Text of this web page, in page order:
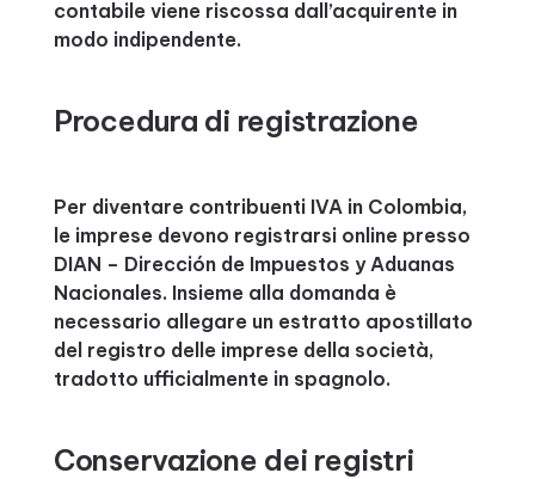
contabile viene riscossa dall’acquirente in
modo indipendente.
Procedura di registrazione
Per diventare contribuenti IVA in Colombia,
le imprese devono registrarsi online presso
DIAN – Dirección de Impuestos y Aduanas
Nacionales. Insieme alla domanda è
necessario allegare un estratto apostillato
del registro delle imprese della società,
tradotto ufficialmente in spagnolo.
Conservazione dei registri